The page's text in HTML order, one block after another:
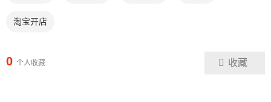
淘宝开店
0 个人收藏 收藏